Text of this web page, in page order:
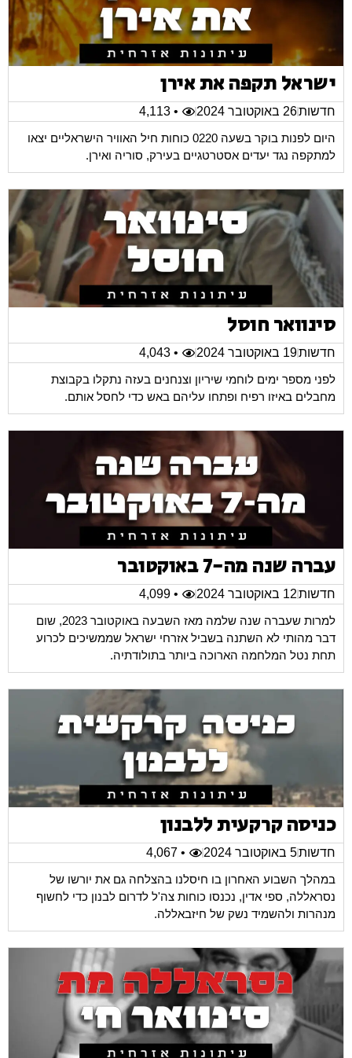
ישראל תקפה את אירן
חדשות26 באוקטובר 2024
• 4,113
היום לפנות בוקר בשעה 0220 כוחות חיל האוויר הישראליים יצאו
למתקפה נגד יעדים אסטרטגיים בעירק, סוריה ואירן.
סינוואר חוסל
חדשות19 באוקטובר 2024
• 4,043
לפני מספר ימים לוחמי שיריון וצנחנים בעזה נתקלו בקבוצת
מחבלים באיזו רפיח ופתחו עליהם באש כדי לחסל אותם.
עברה שנה מה-7 באוקטובר
חדשות12 באוקטובר 2024
• 4,099
למרות שעברה שנה שלמה מאז השבעה באוקטובר 2023, שום
דבר מהותי לא השתנה בשביל אזרחי ישראל שממשיכים לכרוע
תחת נטל המלחמה הארוכה ביותר בתולודתיה.
כניסה קרקעית ללבנון
חדשות5 באוקטובר 2024
• 4,067
במהלך השבוע האחרון בו חיסלנו בהצלחה גם את יורשו של
נסראללה, ספי אדין, נכנסו כוחות צה'ל לדרום לבנון כדי לחשוף
מנהרות ולהשמיד נשק של חיזבאללה.